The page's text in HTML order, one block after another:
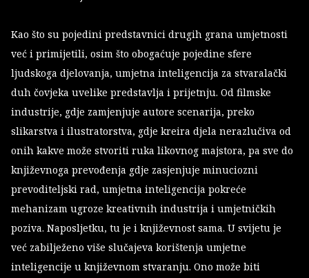
Kao što su pojedini predstavnici drugih grana umjetnosti
već i primijetili, osim što obogaćuje pojedine sfere
ljudskoga djelovanja, umjetna inteligencija za stvaralački
duh čovjeka uvelike predstavlja i prijetnju. Od filmske
industrije, gdje zamjenjuje autore scenarija, preko
slikarstva i ilustratorstva, gdje kreira djela nerazlučiva od
onih kakve može stvoriti ruka likovnog majstora, pa sve do
književnoga prevođenja gdje zasjenjuje minuciozni
prevoditeljski rad, umjetna inteligencija pokreće
mehanizam ugroze kreativnih industrija i umjetničkih
poziva. Naposljetku, tu je i književnost sama. U svijetu je
već zabilježeno više slučajeva korištenja umjetne
inteligencije u književnom stvaranju. Ono može biti